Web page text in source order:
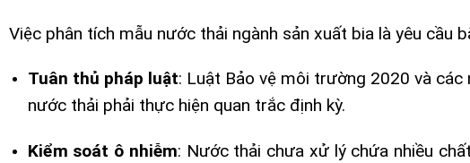
Việc phân tích mẫu nước thải ngành sản xuất bia là yêu cầu
Tuân thủ pháp luật: Luật Bảo vệ môi trường 2020 và
nước thải phải thực hiện quan trắc định kỳ.
Kiểm soát ô nhiễm: Nước thải chưa xử lý chứa nhiều